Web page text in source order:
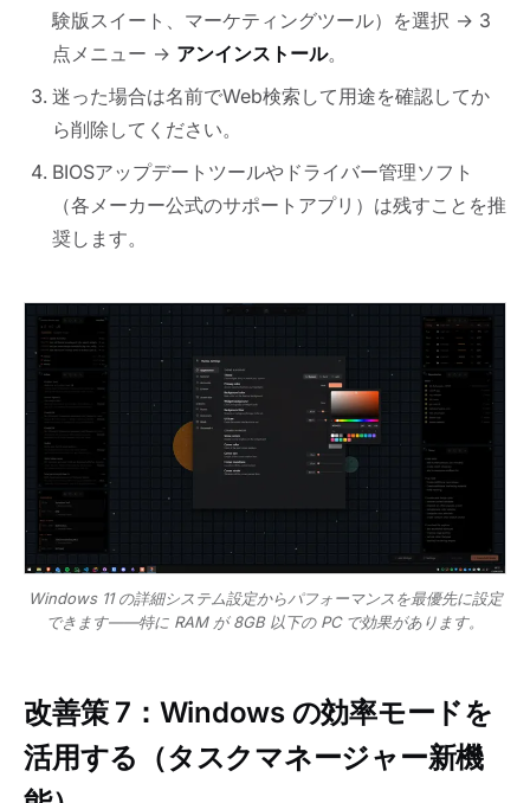
験版スイート、マーケティングツール）を選択 → 3
点メニュー → アンインストール。
迷った場合は名前でWeb検索して用途を確認してか
ら削除してください。
BIOSアップデートツールやドライバー管理ソフト
（各メーカー公式のサポートアプリ）は残すことを推
奨します。
Windows 11 の詳細システム設定からパフォーマンスを最優先に設定
できます——特に RAM が 8GB 以下の PC で効果があります。
改善策 7：Windows の効率モードを
活用する（タスクマネージャー新機